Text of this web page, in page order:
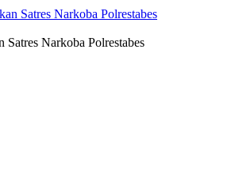
Narkoba Polrestabes